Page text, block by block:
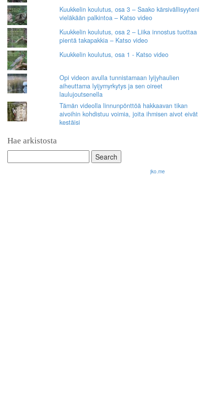
Kuukkelin koulutus, osa 3 – Saako kärsivällisyyteni
vieläkään palkintoa – Katso video
Kuukkelin koulutus, osa 2 – Liika innostus tuottaa
pientä takapakkia – Katso video
Kuukkelin koulutus, osa 1 - Katso video
Opi videon avulla tunnistamaan lyijyhaulien
aiheuttama lyijymyrkytys ja sen oireet
laulujoutsenella
Tämän videolla linnunpönttöä hakkaavan tikan
aivoihin kohdistuu voimia, joita ihmisen aivot eivät
kestäisi
Hae arkistosta
for:
jko.me